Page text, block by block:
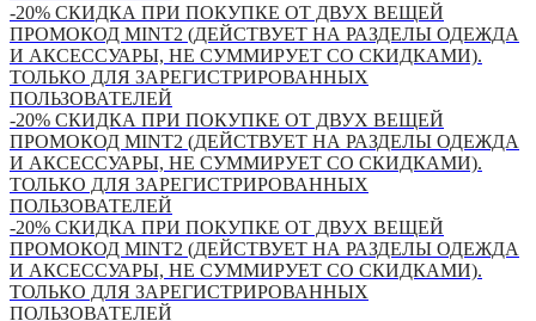
-20% СКИДКА ПРИ ПОКУПКЕ ОТ ДВУХ ВЕЩЕЙ
ПРОМОКОД MINT2 (ДЕЙСТВУЕТ НА РАЗДЕЛЫ ОДЕЖДА
И АКСЕССУАРЫ, НЕ СУММИРУЕТ СО СКИДКАМИ).
ТОЛЬКО ДЛЯ ЗАРЕГИСТРИРОВАННЫХ
ПОЛЬЗОВАТЕЛЕЙ
-20% СКИДКА ПРИ ПОКУПКЕ ОТ ДВУХ ВЕЩЕЙ
ПРОМОКОД MINT2 (ДЕЙСТВУЕТ НА РАЗДЕЛЫ ОДЕЖДА
И АКСЕССУАРЫ, НЕ СУММИРУЕТ СО СКИДКАМИ).
ТОЛЬКО ДЛЯ ЗАРЕГИСТРИРОВАННЫХ
ПОЛЬЗОВАТЕЛЕЙ
-20% СКИДКА ПРИ ПОКУПКЕ ОТ ДВУХ ВЕЩЕЙ
ПРОМОКОД MINT2 (ДЕЙСТВУЕТ НА РАЗДЕЛЫ ОДЕЖДА
И АКСЕССУАРЫ, НЕ СУММИРУЕТ СО СКИДКАМИ).
ТОЛЬКО ДЛЯ ЗАРЕГИСТРИРОВАННЫХ
ПОЛЬЗОВАТЕЛЕЙ